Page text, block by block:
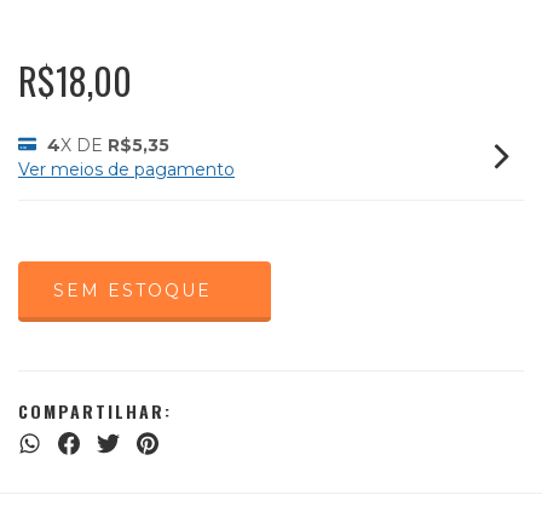
R$18,00
4X DE R$5,35
Ver meios de pagamento
COMPARTILHAR: